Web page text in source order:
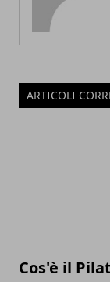
ARTICOLI
Cos'è il